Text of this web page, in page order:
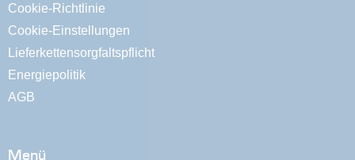
Cookie-Richtlinie
Cookie-Einstellungen
Lieferkettensorgfaltspflicht
Energiepolitik
AGB
Menü